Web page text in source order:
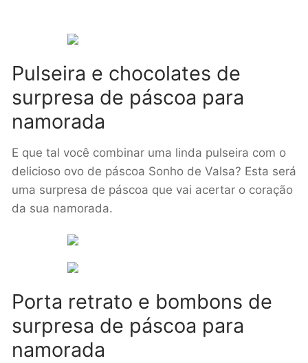
Pulseira e chocolates de
surpresa de páscoa para
namorada
E que tal você combinar uma linda pulseira com o
delicioso ovo de páscoa Sonho de Valsa? Esta será
uma surpresa de páscoa que vai acertar o coração
da sua namorada.
Porta retrato e bombons de
surpresa de páscoa para
namorada